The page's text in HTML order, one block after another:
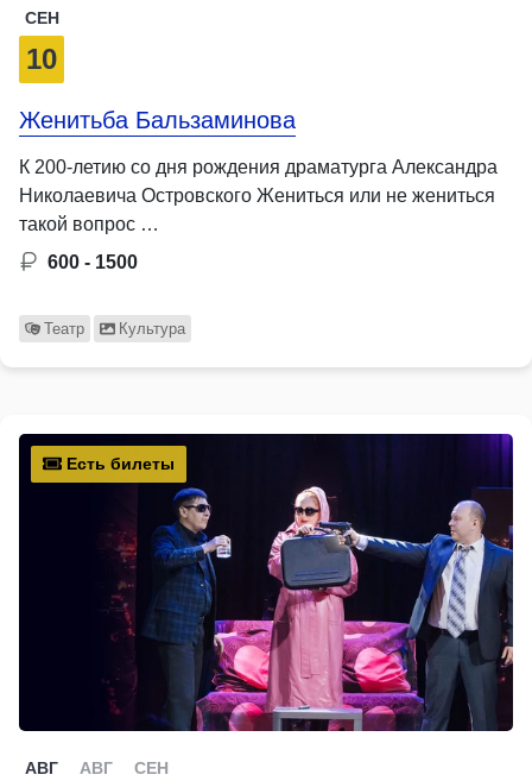
СЕН
10
Женитьба Бальзаминова
К 200-летию со дня рождения драматурга Александра
Николаевича Островского Жениться или не жениться
такой вопрос …
600 - 1500
Театр Культура
Есть билеты
АВГ АВГ СЕН